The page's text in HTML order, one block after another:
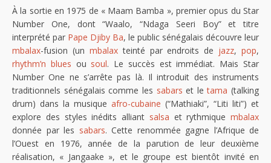
À la sortie en 1975 de « Maam Bamba », premier opus du Star
Number One, dont “Waalo, “Ndaga Seeri Boy” et titre
interprété par Pape Djiby Ba, le public sénégalais découvre leur
mbalax-fusion (un mbalaxteinté par endroits de jazz, pop,
rhythm’n blues ou soul. Le succès est immédiat. Mais Star
Number One ne s’arrête pas là. Il introduit des instruments
traditionnels sénégalais comme les sabars et letama (talking
drum) dans la musique afro-cubaine (“Mathiaki”, “Liti liti”) et
explore des styles inédits alliant salsa et rythmique mbalax
donnée par les sabars. Cette renommée gagne l’Afrique de
l’Ouest en 1976, année de la parution de leur deuxième
réalisation, « Jangaake », et le groupe est bientôt invité en